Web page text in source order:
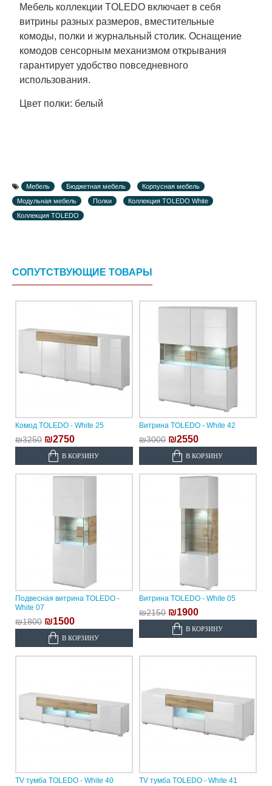
Мебель коллекции TOLEDO включает в себя
витрины разных размеров, вместительные
комоды, полки и журнальный столик. Оснащение
комодов сенсорным механизмом открывания
гарантирует удобство повседневного
использования.
Цвет полки: белый
Мебель Бюджетная мебель
Корпусная мебель
Модульная мебель
Полки
Коллекция TOLEDO White
Коллекция TOLEDO
СОПУТСТВУЮЩИЕ ТОВАРЫ
Комод TOLEDO - White 25
₪3250 ₪2750
В КОРЗИНУ
Витрина TOLEDO - White 42
₪3000 ₪2550
В КОРЗИНУ
Подвесная витрина TOLEDO -
White 07
₪1800 ₪1500
В КОРЗИНУ
Витрина TOLEDO - White 05
₪2150 ₪1900
В КОРЗИНУ
TV тумба TOLEDO - White 40 TV тумба TOLEDO - White 41